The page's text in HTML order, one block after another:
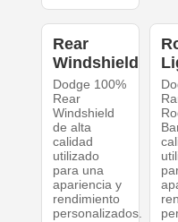
Rear
Windshield
Dodge 100%
Rear
Windshield
de alta
calidad
utilizado
para una
apariencia y
rendimiento
personalizados.